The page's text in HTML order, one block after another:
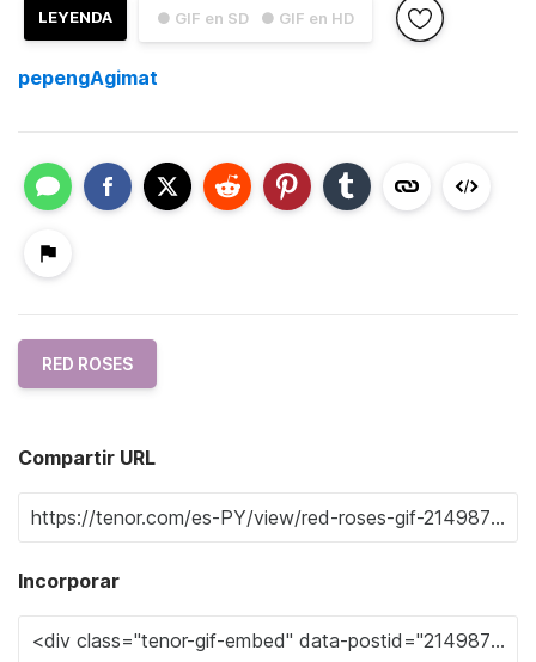
● GIF en SD ● GIF en HD
LEYENDA
pepengAgimat
RED ROSES
Compartir URL
Incorporar